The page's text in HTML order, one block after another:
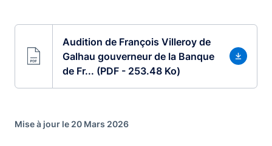
Audition de François Villeroy de
Galhau gouverneur de la Banque
de Fr... (PDF - 253.48 Ko)
Mise à jour le 20 Mars 2026